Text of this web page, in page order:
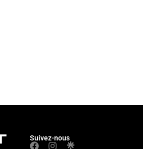
Suivez-nous